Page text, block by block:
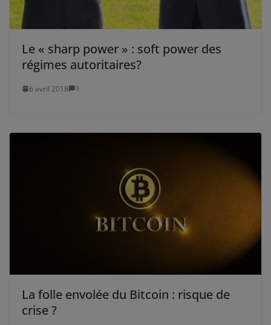
Le « sharp power » : soft power des
régimes autoritaires?
6 avril 2018 1
La folle envolée du Bitcoin : risque de
crise ?